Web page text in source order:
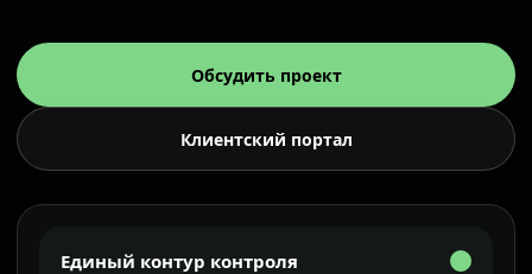
Обсудить проект
Клиентский портал
Единый контур контроля